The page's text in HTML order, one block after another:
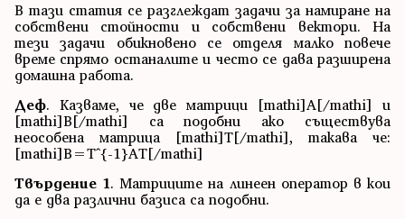
В тази статия се разглеждат задачи за намиране на
собствени стойности и собствени вектори. На
тези задачи обикновено се отделя малко повече
време спрямо останалите и често се дава разширена
домашна работа.
Деф. Казваме, че две матрици [mathi]A[/mathi] и
[mathi]B[/mathi] са подобни ако съществува
неособена матрица [mathi]T[/mathi], такава че:
[mathi]B=T^{-1}AT[/mathi]
Твърдение 1. Матриците на линеен оператор в кои
да е два различни базиса са подобни.